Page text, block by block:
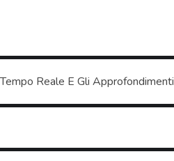
Reale E Gli Approfondimenti